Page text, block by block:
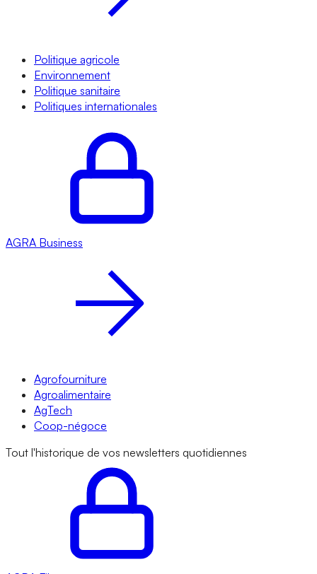
Politique agricole
Environnement
Politique sanitaire
Politiques internationales
AGRA Business
Agrofourniture
Agroalimentaire
AgTech
Coop-négoce
Tout l'historique de vos newsletters quotidiennes